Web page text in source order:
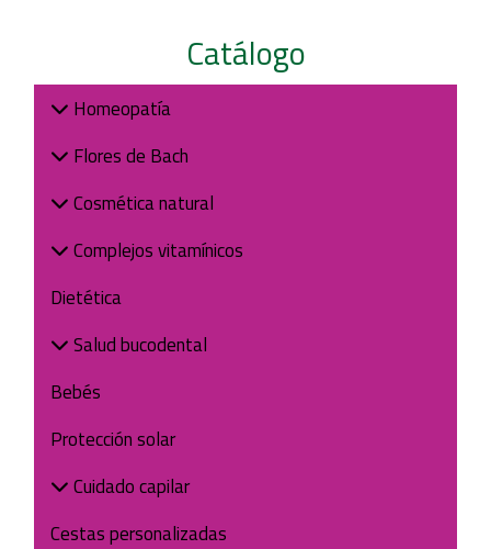
Catálogo
Homeopatía
Flores de Bach
Cosmética natural
Complejos vitamínicos
Dietética
Salud bucodental
Bebés
Protección solar
Cuidado capilar
Cestas personalizadas